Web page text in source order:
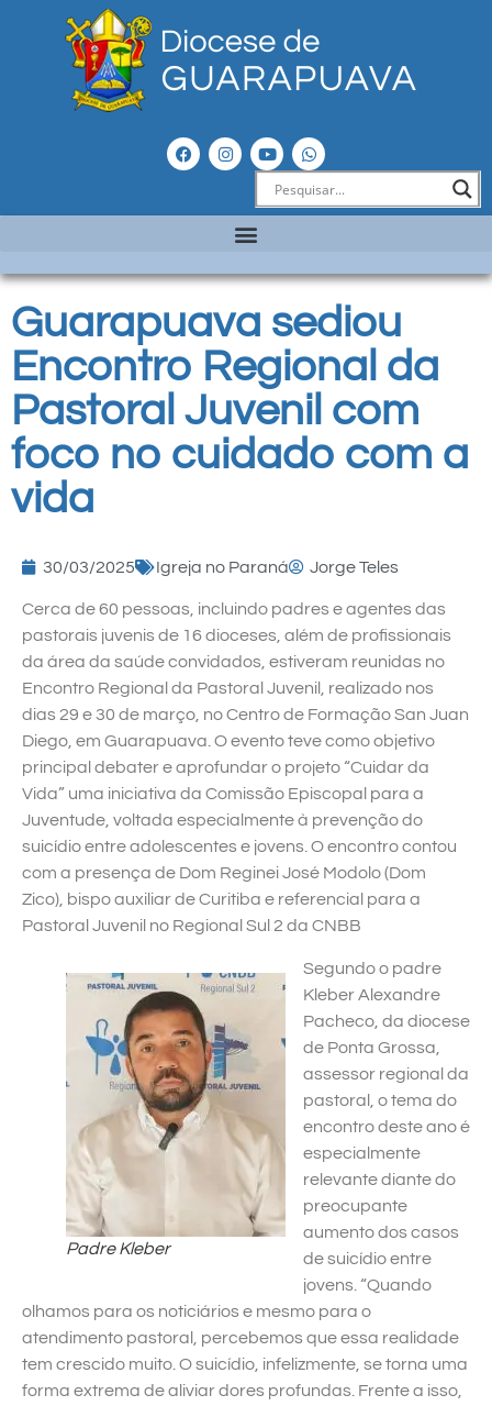
Guarapuava sediou
Encontro Regional da
Pastoral Juvenil com
foco no cuidado com a
vida
30/03/2025 Igreja no Paraná Jorge Teles
Cerca de 60 pessoas, incluindo padres e agentes das
pastorais juvenis de 16 dioceses, além de profissionais
da área da saúde convidados, estiveram reunidas no
Encontro Regional da Pastoral Juvenil, realizado nos
dias 29 e 30 de março, no Centro de Formação San Juan
Diego, em Guarapuava. O evento teve como objetivo
principal debater e aprofundar o projeto “Cuidar da
Vida” uma iniciativa da Comissão Episcopal para a
Juventude, voltada especialmente à prevenção do
suicídio entre adolescentes e jovens. O encontro contou
com a presença de Dom Reginei José Modolo (Dom
Zico), bispo auxiliar de Curitiba e referencial para a
Pastoral Juvenil no Regional Sul 2 da CNBB
Padre Kleber
Segundo o padre
Kleber Alexandre
Pacheco, da diocese
de Ponta Grossa,
assessor regional da
pastoral, o tema do
encontro deste ano é
especialmente
relevante diante do
preocupante
aumento dos casos
de suicídio entre
jovens. “Quando
olhamos para os noticiários e mesmo para o
atendimento pastoral, percebemos que essa realidade
tem crescido muito. O suicídio, infelizmente, se torna uma
forma extrema de aliviar dores profundas. Frente a isso,